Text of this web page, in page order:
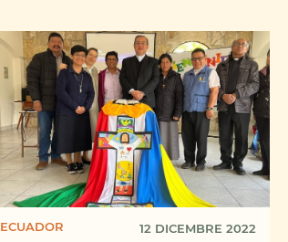
ECUADOR 12 DICEMBRE 2022